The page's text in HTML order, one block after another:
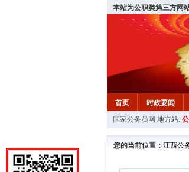
本站为公职类第三方网
首页 时政要闻
教材中心
国家公务员网 地方站:
您的当前位置： 江西公